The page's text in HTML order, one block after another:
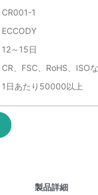
CR001-1
ECCODY
12～15日
CR、FSC、RoHS、ISO
1日あたり50000以上
製品詳細